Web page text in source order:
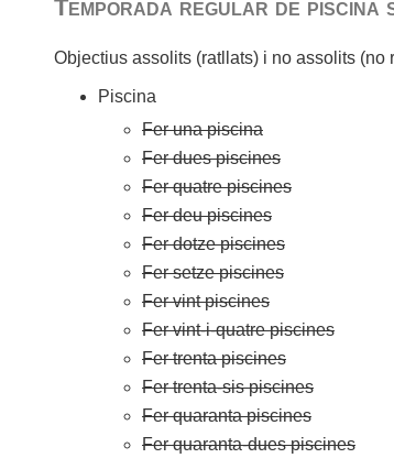
Temporada regular de
Objectius assolits (ratllats) i no assolits (no
Piscina
Fer una piscina
Fer dues piscines
Fer quatre piscines
Fer deu piscines
Fer dotze piscines
Fer setze piscines
Fer vint piscines
Fer vint-i-quatre piscines
Fer trenta piscines
Fer trenta-sis piscines
Fer quaranta piscines
Fer quaranta-dues piscines